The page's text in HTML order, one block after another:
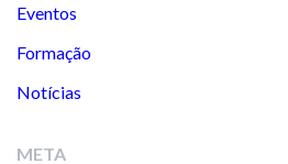
Eventos
Formação
Notícias
META